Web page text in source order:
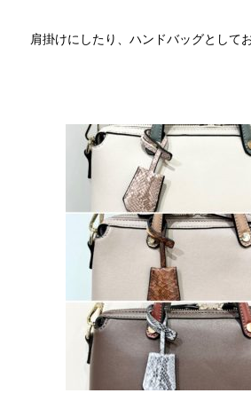
肩掛けにしたり、ハンドバッグとして